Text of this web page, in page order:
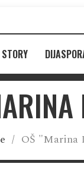
/ OŠ "Marina